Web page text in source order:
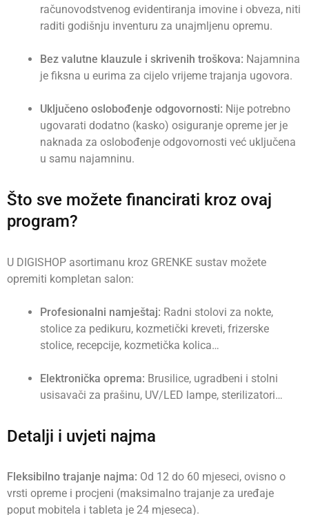
računovodstvenog evidentiranja imovine i obveza, niti
raditi godišnju inventuru za unajmljenu opremu.
Bez valutne klauzule i skrivenih troškova: Najamnina
je fiksna u eurima za cijelo vrijeme trajanja ugovora.
Uključeno oslobođenje odgovornosti: Nije potrebno
ugovarati dodatno (kasko) osiguranje opreme jer je
naknada za oslobođenje odgovornosti već uključena
u samu najamninu.
Što sve možete financirati kroz ovaj
program?
U DIGISHOP asortimanu kroz GRENKE sustav možete
opremiti kompletan salon:
Profesionalni namještaj: Radni stolovi za nokte,
stolice za pedikuru, kozmetički kreveti, frizerske
stolice, recepcije, kozmetička kolica…
Elektronička oprema: Brusilice, ugradbeni i stolni
usisavači za prašinu, UV/LED lampe, sterilizatori…
Detalji i uvjeti najma
Fleksibilno trajanje najma: Od 12 do 60 mjeseci, ovisno o
vrsti opreme i procjeni (maksimalno trajanje za uređaje
poput mobitela i tableta je 24 mjeseca).